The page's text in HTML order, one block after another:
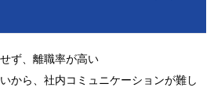
ず、離職率が高い
から、社内コミュニケーションが難し